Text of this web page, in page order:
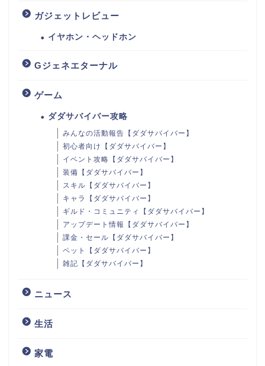
ガジェットレビュー
イヤホン・ヘッドホン
Gジェネエターナル
ゲーム
ダダサバイバー攻略
みんなの活動報告【ダダサバイバー】
初心者向け【ダダサバイバー】
イベント攻略【ダダサバイバー】
装備【ダダサバイバー】
スキル【ダダサバイバー】
キャラ【ダダサバイバー】
ギルド・コミュニティ【ダダサバイバー】
アップデート情報【ダダサバイバー】
課金・セール【ダダサバイバー】
ペット【ダダサバイバー】
雑記【ダダサバイバー】
ニュース
生活
家電